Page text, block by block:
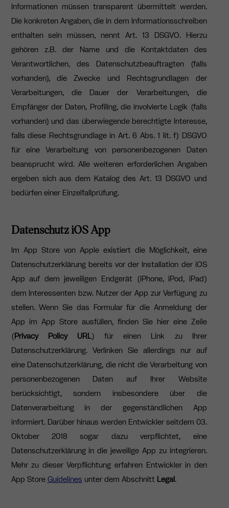
Informationen müssen transparent übermittelt werden.
Die konkreten Angaben, die in dem Informationsschreiben
enthalten sein müssen, nennt Art. 13 DSGVO. Hierzu
gehören z.B. der Name und die Kontaktdaten des
Verantwortlichen, des Datenschutzbeauftragten (falls
vorhanden), die Zwecke und Rechtsgrundlagen der
Verarbeitungen, die Dauer der Verarbeitungen, die
Empfänger der Daten, Profiling, die involvierte Logik (falls
vorhanden) und das überwiegende berechtigte Interesse,
falls diese Rechtsgrundlage in Art. 6 Abs. 1 lit. f) DSGVO
für eine Verarbeitung von personenbezogenen Daten
beansprucht wird. Alle weiteren erforderlichen Angaben
ergeben sich aus dem Katalog des Art. 13 DSGVO und
bedürfen einer Einzelfallprüfung.
Datenschutz iOS App
Im App Store von Apple existiert die Möglichkeit, eine
Datenschutzerklärung bereits vor der Installation der iOS
App auf dem jeweiligen Endgerät (iPhone, iPod, iPad)
dem Interessenten bzw. Nutzer der App zur Verfügung zu
stellen. Wenn Sie das Formular für die Anmeldung der
App im App Store ausfüllen, finden Sie hier eine Zeile
(Privacy Policy URL) für einen Link zu Ihrer
Datenschutzerklärung. Verlinken Sie allerdings nur auf
eine Datenschutzerklärung, die nicht die Verarbeitung von
personenbezogenen Daten auf Ihrer Website
berücksichtigt, sondern insbesondere über die
Datenverarbeitung in der gegenständlichen App
informiert. Darüber hinaus werden Entwickler seitdem 03.
Oktober 2018 sogar dazu verpflichtet, eine
Datenschutzerklärung in die jeweilige App zu integrieren.
Mehr zu dieser Verpflichtung erfahren Entwickler in den
App Store Guidelines unter dem Abschnitt Legal.